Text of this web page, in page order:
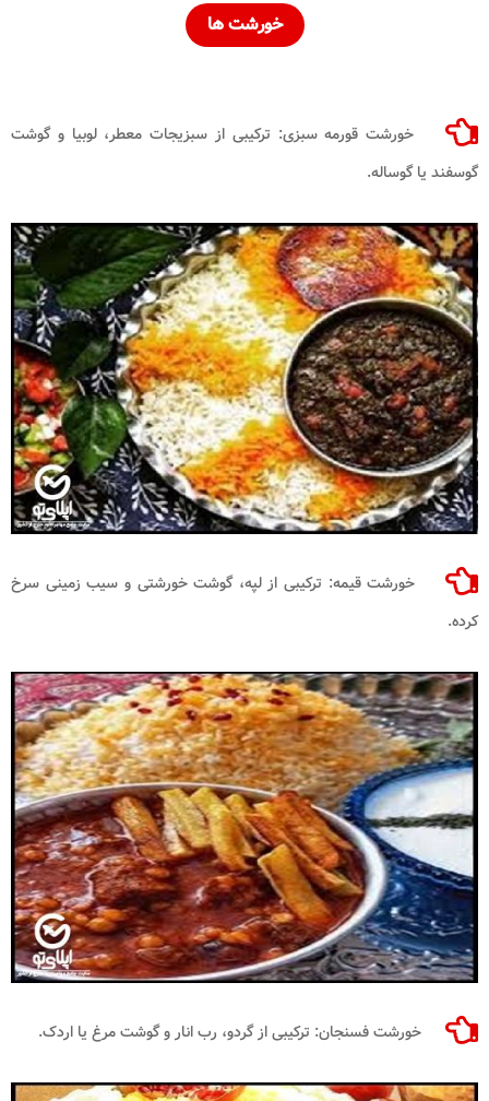
خورشت ها
خورشت قورمه سبزی: ترکیبی از سبزیجات معطر، لوبیا و گوشت
گوسفند یا گوساله.
خورشت قیمه: ترکیبی از لپه، گوشت خورشتی و سیب زمینی سرخ
کرده.
خورشت فسنجان: ترکیبی از گردو، رب انار و گوشت مرغ یا اردک.